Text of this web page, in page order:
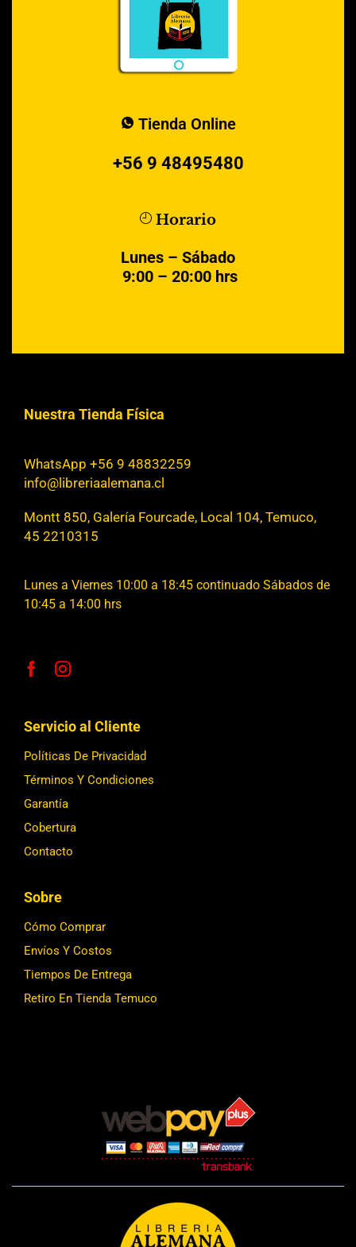
Tienda Online
+56 9 48495480
Horario
Lunes – Sábado
9:00 – 20:00 hrs
Nuestra Tienda Física
WhatsApp +56 9 48832259
info@libreriaalemana.cl
Montt 850, Galería Fourcade, Local 104, Temuco,
45 2210315
Lunes a Viernes 10:00 a 18:45 continuado Sábados de
10:45 a 14:00 hrs
Servicio al Cliente
Políticas De Privacidad
Términos Y Condiciones
Garantía
Cobertura
Contacto
Sobre
Cómo Comprar
Envíos Y Costos
Tiempos De Entrega
Retiro En Tienda Temuco